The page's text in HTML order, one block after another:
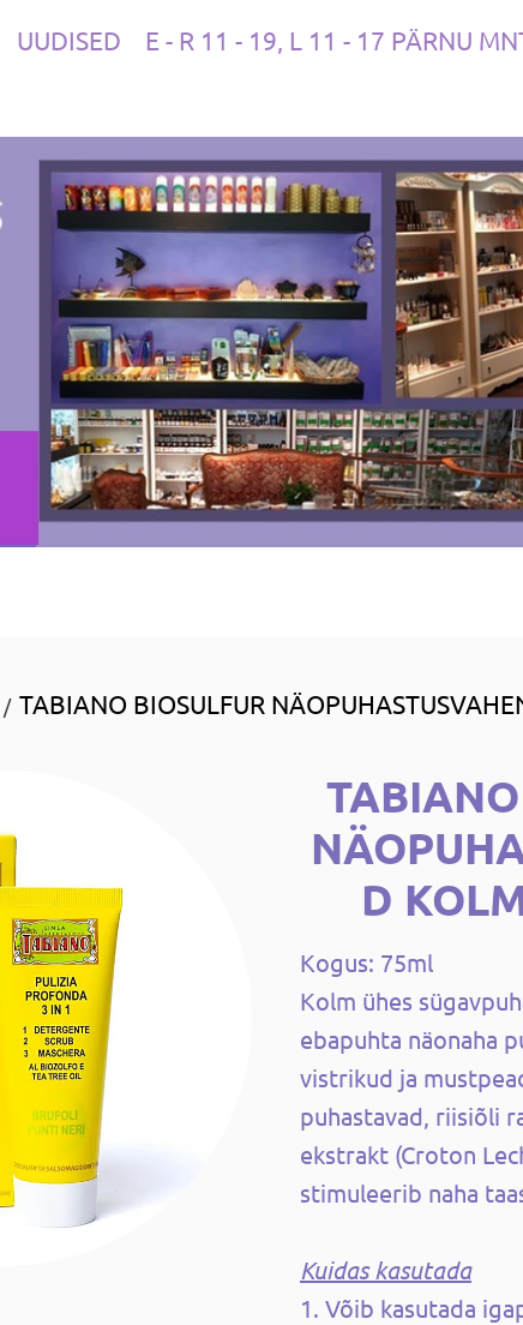
UUDISED E - R 11 - 19, L 11 - 17 PÄRNU
/ TABIANO BIOSULFUR
D
Kogus: 75ml
Kolm ühes
ebapuhta näonaha
vistrikud ja
puhastavad, riisiõli
ekstrakt (Croton
stimuleerib naha
Kuidas kasutada
1. Võib kasutada